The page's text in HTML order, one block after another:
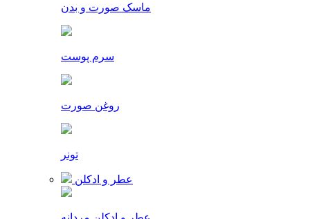
ماسک صورت و بدن
سرم پوست
روغن صورت
تونر
عطر و ادکلن